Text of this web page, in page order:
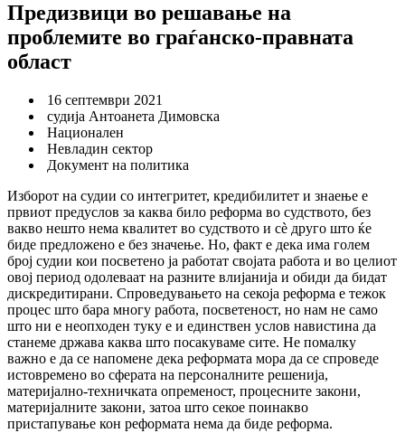
Предизвици во решавање на
проблемите во граѓанско-правната
област
16 септември 2021
судија Антоанета Димовска
Национален
Невладин сектор
Документ на политика
Изборот на судии со интегритет, кредибилитет и знаење е
првиот предуслов за каква било реформа во судството, без
вакво нешто нема квалитет во судството и сè друго што ќе
биде предложено е без значење. Но, факт е дека има голем
број судии кои посветено ја работат својата работа и во целиот
овој период одолеваат на разните влијанија и обиди да бидат
дискредитирани. Спроведувањето на секоја реформа е тежок
процес што бара многу работа, посветеност, но нам не само
што ни е неопходен туку е и единствен услов навистина да
станеме држава каква што посакуваме сите. Не помалку
важно е да се напомене дека реформата мора да се спроведе
истовремено во сферата на персоналните решенија,
материјално-техничката опременост, процесните закони,
материјалните закони, затоа што секое поинакво
пристапување кон реформата нема да биде реформа.